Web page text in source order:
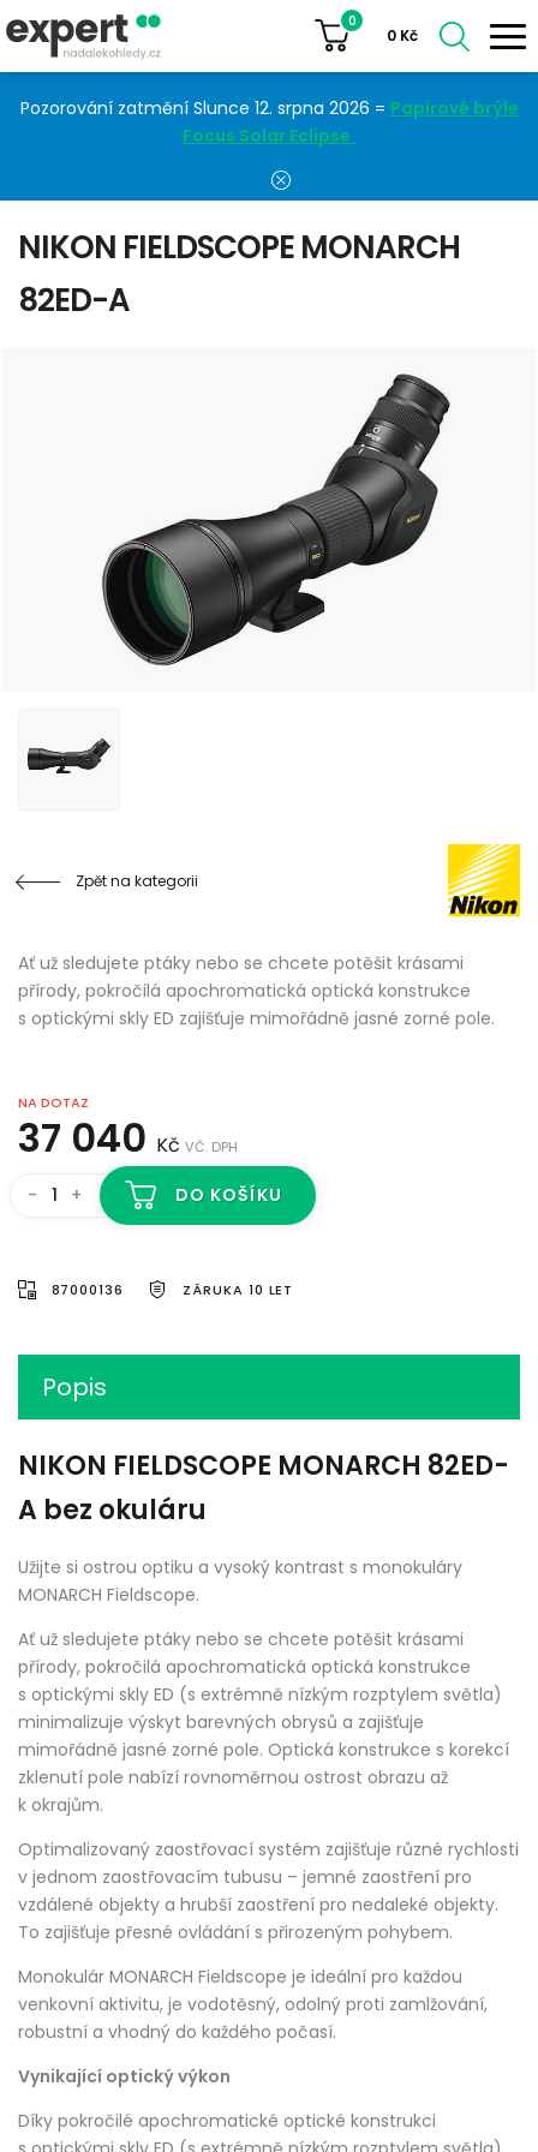
Pozorování zatmění Slunce 12. srpna 2026 = Papírové brýle
Focus Solar Eclipse
0
0 Kč
NIKON FIELDSCOPE MONARCH
82ED-A
Zpět na kategorii
Ať už sledujete ptáky nebo se chcete potěšit krásami
přírody, pokročilá apochromatická optická konstrukce
s optickými skly ED zajišťuje mimořádně jasné zorné pole.
NA DOTAZ
37 040 Kč VČ. DPH
- + DO KOŠÍKU
87000136 ZÁRUKA 10 LET
Popis
NIKON FIELDSCOPE MONARCH 82ED-
A bez okuláru
Užijte si ostrou optiku a vysoký kontrast s monokuláry
MONARCH Fieldscope.
Ať už sledujete ptáky nebo se chcete potěšit krásami
přírody, pokročilá apochromatická optická konstrukce
s optickými skly ED (s extrémně nízkým rozptylem světla)
minimalizuje výskyt barevných obrysů a zajišťuje
mimořádně jasné zorné pole. Optická konstrukce s korekcí
zklenutí pole nabízí rovnoměrnou ostrost obrazu až
k okrajům.
Optimalizovaný zaostřovací systém zajišťuje různé rychlosti
v jednom zaostřovacím tubusu – jemné zaostření pro
vzdálené objekty a hrubší zaostření pro nedaleké objekty.
To zajišťuje přesné ovládání s přirozeným pohybem.
Monokulár MONARCH Fieldscope je ideální pro každou
venkovní aktivitu, je vodotěsný, odolný proti zamlžování,
robustní a vhodný do každého počasí.
Vynikající optický výkon
Díky pokročilé apochromatické optické konstrukci